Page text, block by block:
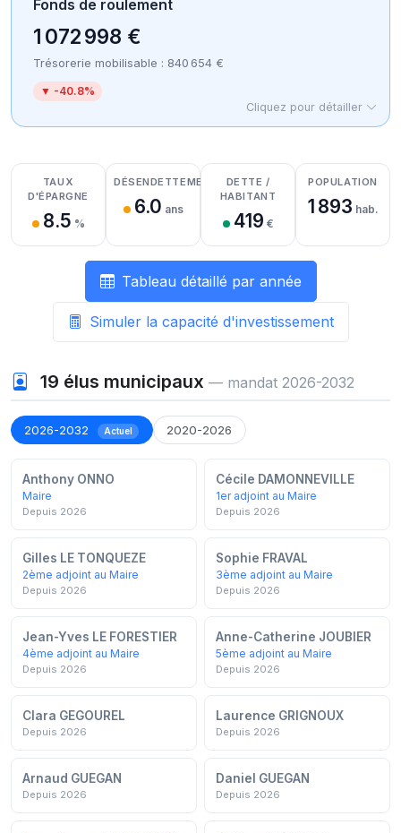
Fonds de roulement
1 072 998 €
Trésorerie mobilisable : 840 654 €
▼ -40.8%
Cliquez pour détailler
Détail des recettes
Détail des dépenses
Détail de la trésorerie
TAUX
D'ÉPARGNE
8.5 %
DÉSENDETTEMENT
6.0 ans
DETTE /
HABITANT
419 €
POPULATION
1 893 hab.
Tableau détaillé par année
Simuler la capacité d'investissement
19 élus municipaux — mandat 2026-2032
2026-2032 Actuel 2020-2026
Anthony ONNO
Maire
Depuis 2026
Cécile DAMONNEVILLE
1er adjoint au Maire
Depuis 2026
Gilles LE TONQUEZE
2ème adjoint au Maire
Depuis 2026
Sophie FRAVAL
3ème adjoint au Maire
Depuis 2026
Jean-Yves LE FORESTIER
4ème adjoint au Maire
Depuis 2026
Anne-Catherine JOUBIER
5ème adjoint au Maire
Depuis 2026
Clara GEGOUREL
Depuis 2026
Laurence GRIGNOUX
Depuis 2026
Arnaud GUEGAN
Depuis 2026
Daniel GUEGAN
Depuis 2026